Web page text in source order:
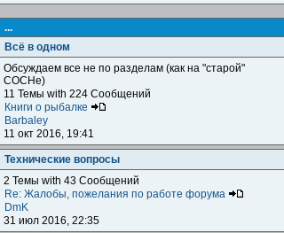
...
Всё в одном
Обсуждаем все не по разделам (как на "старой"
СОСНе)
11 Темы with 224 Сообщений
Книги о рыбалке
Barbaley
11 окт 2016, 19:41
Технические вопросы
2 Темы with 43 Сообщений
Re: Жалобы, пожелания по работе форума
DmK
31 июл 2016, 22:35